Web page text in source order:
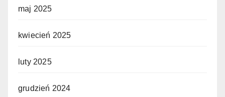
maj 2025
kwiecień 2025
luty 2025
grudzień 2024